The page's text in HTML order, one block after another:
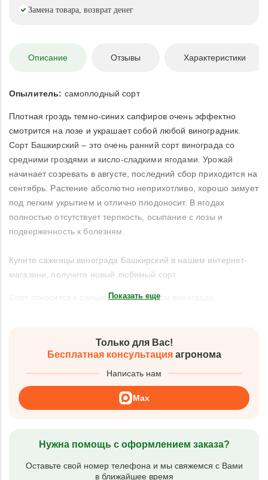
Замена товара, возврат денег
Описание Отзывы Характеристики
Опылитель: самоплодный сорт
Плотная гроздь темно-синих сапфиров очень эффектно
смотрится на лозе и украшает собой любой виноградник.
Сорт Башкирский – это очень ранний сорт винограда со
средними гроздями и кисло-сладкими ягодами. Урожай
начинает созревать в августе, последний сбор приходится на
сентябрь. Растение абсолютно неприхотливо, хорошо зимует
под легким укрытием и отлично плодоносит. В ягодах
полностью отсутствует терпкость, осыпание с лозы и
подверженность к болезням.
Купите саженцы винограда Башкирский в нашем интернет-
магазине, получите новый любимый сорт.
Сорт относится к сильнорослым сортам винограда.
Показать еще
Только для Вас!
Бесплатная консультацияагронома
Написать нам
Max
Нужна помощь с оформлением заказа?
Оставьте свой номер телефона и мы свяжемся с Вами
в ближайшее время